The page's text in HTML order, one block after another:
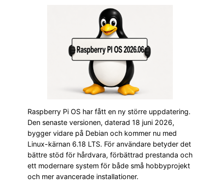
Raspberry Pi OS har fått en ny större uppdatering.
Den senaste versionen, daterad 18 juni 2026,
bygger vidare på Debian och kommer nu med
Linux-kärnan 6.18 LTS. För användare betyder det
bättre stöd för hårdvara, förbättrad prestanda och
ett modernare system för både små hobbyprojekt
och mer avancerade installationer.